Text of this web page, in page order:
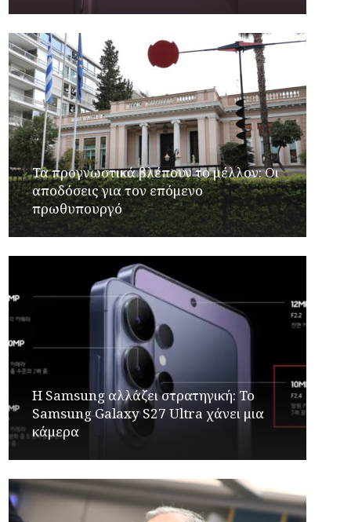
Τα προγνωστικά βλέπουν το μέλλον: Οι
αποδόσεις για τον επόμενο
πρωθυπουργό
Η Samsung αλλάζει στρατηγική: Το
Samsung Galaxy S27 Ultra χάνει μια
κάμερα